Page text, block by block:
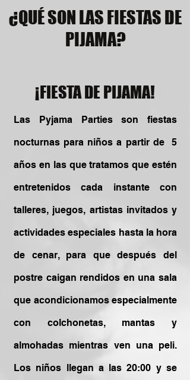
¿QUÉ SON LAS FIESTAS DE
PIJAMA?
¡FIESTA DE PIJAMA!
Las Pyjama Parties son fiestas
nocturnas para niños a partir de 5
años en las que tratamos que estén
entretenidos cada instante con
talleres, juegos, artistas invitados y
actividades especiales hasta la hora
de cenar, para que después del
postre caigan rendidos en una sala
que acondicionamos especialmente
con colchonetas, mantas y
almohadas mientras ven una peli.
Los niños llegan a las 20:00 y se